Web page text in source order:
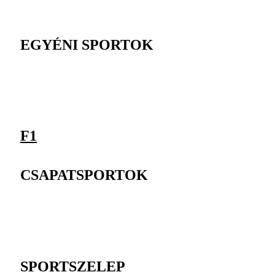
EGYÉNI SPORTOK
F1
CSAPATSPORTOK
SPORTSZELEP